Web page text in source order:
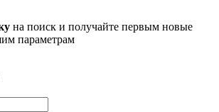
на поиск и получайте первым новые
параметрам